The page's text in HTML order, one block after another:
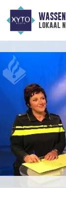
lokaal